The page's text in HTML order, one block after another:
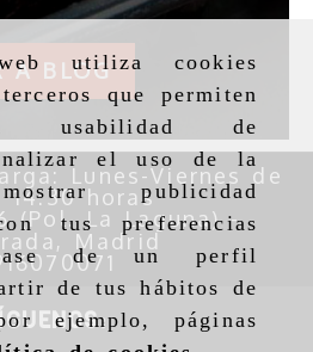
utiliza cookies
que permiten
usabilidad de
el uso de la
publicidad
tus preferencias
de un perfil
de tus hábitos de
ejemplo, páginas
A BLOG
Lunes-Viernes de
14:30 horas
(Pol. La Laguna) -
Madrid